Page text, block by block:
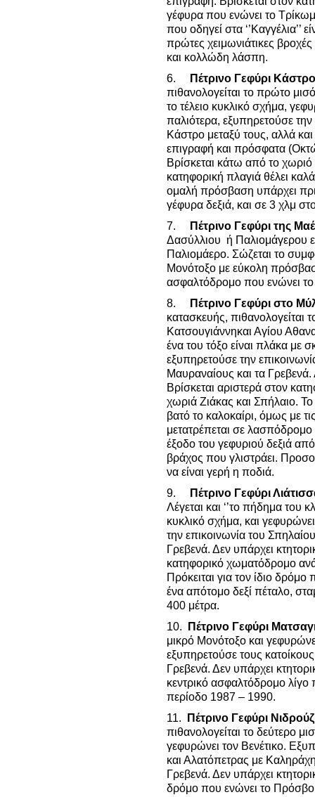
γέφυρα που ενώνει το
που οδηγεί στα ‘’Καγγέλια’’
πρώτες χειμωνιάτικες
και κολλώδη λάσπη.
6.
Πέτρινο Γεφύρι
πιθανολογείται το πρώτο
το τέλειο κυκλικό σχήμα,
παλιότερα, εξυπηρετούσε
Κάστρο μεταξύ τους, αλλά
επιγραφή και πρόσφατα
Βρίσκεται κάτω από το
κατηφορική πλαγιά θέλει
ομαλή πρόσβαση υπάρχει
γέφυρα δεξιά, και σε 3 χλμ
7.
Πέτρινο Γεφύρι της
Δασύλλιου ή Παλιομάγερου
Παλιομάερο. Σώζεται το
Μονότοξο με εύκολη
ασφαλτόδρομο που ενώνει
8.
Πέτρινο Γεφύρι στο
κατασκευής, πιθανολογείται
Κατσουγιάννηκαι Αγίου
ένα του τόξο είναι πλάκα με
εξυπηρετούσε την
Μαυραναίους και τα
Βρίσκεται αριστερά στον
χωριά Ζιάκας και Σπήλαιο.
βατό το καλοκαίρι, όμως με
μετατρέπεται σε
έξοδο του γεφυριού δεξιά
βράχος που γλιστράει.
να είναι γερή η ποδιά.
9.
Πέτρινο Γεφύρι
Λέγεται και ‘’το πήδημα του
κυκλικό σχήμα, και
την επικοινωνία του
Γρεβενά. Δεν υπάρχει
κατηφορικό χωματόδρομο
Πρόκειται για τον ίδιο
ένα απότομο δεξί πέταλο,
400 μέτρα.
10.
Πέτρινο Γεφύρι
μικρό Μονότοξο και
εξυπηρετούσε τους
Γρεβενά. Δεν υπάρχει
κεντρικό ασφαλτόδρομο
περίοδο 1987 – 1990.
11.
Πέτρινο Γεφύρι
πιθανολογείται το δεύτερο
γεφυρώνει τον Βενέτικο.
και Αλατόπετρας με
Γρεβενά. Δεν υπάρχει
δρόμο που ενώνει το